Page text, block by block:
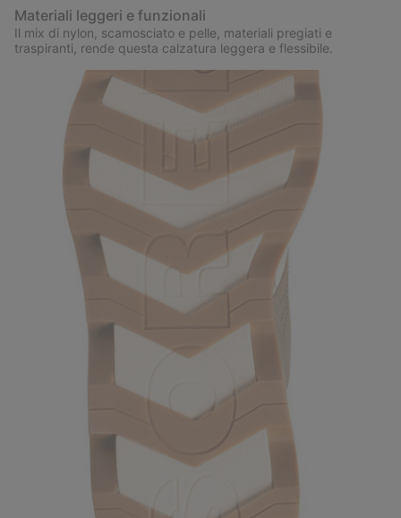
Materiali leggeri e funzionali
Il mix di nylon, scamosciato e pelle, materiali pregiati e
traspiranti, rende questa calzatura leggera e flessibile.